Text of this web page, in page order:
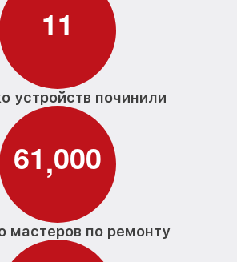
11
устройств починили
61,000
мастеров по ремонту